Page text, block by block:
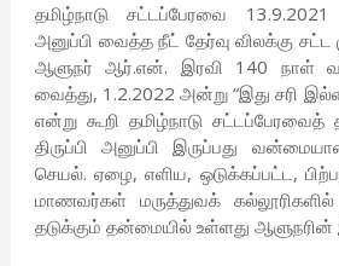
தமிழ்நாடு சட்டப்பேரவை
அனுப்பி வைத்த நீட் தேர்வு விலக்கு சட்ட
ஆளுநர் ஆர்.என். இரவி 140 நாள்
வைத்து, 1.2.2022 அன்று “இது சரி
என்று கூறி தமிழ்நாடு
திருப்பி அனுப்பி இருப்பது
செயல். ஏழை, எளிய, ஒடுக்கப்பட்ட,
மாணவர்கள் மருத்துவக்
தடுக்கும் தன்மையில் உள்ளது